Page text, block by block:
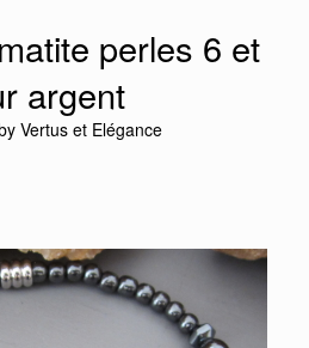
perles 6 et
argent
Vertus et Elégance